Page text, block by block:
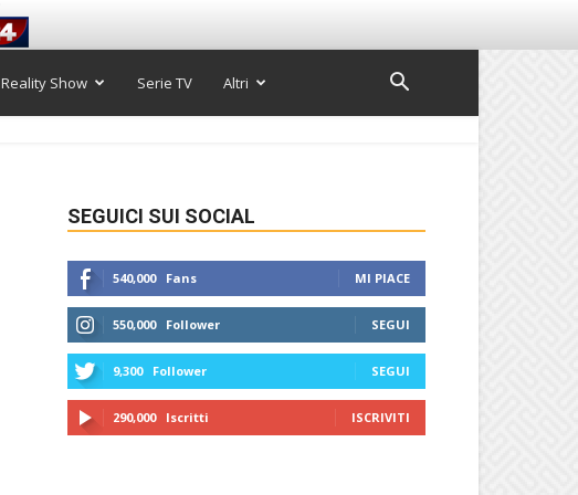
Reality Show Serie TV Altri
SEGUICI SUI SOCIAL
540,000 Fans MI PIACE
550,000 Follower SEGUI
9,300 Follower SEGUI
290,000 Iscritti ISCRIVITI